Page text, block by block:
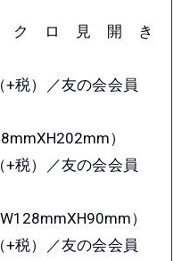
クロ見開き
税）／友の会会員
）
税）／友の会会員
）
税）／友の会会員